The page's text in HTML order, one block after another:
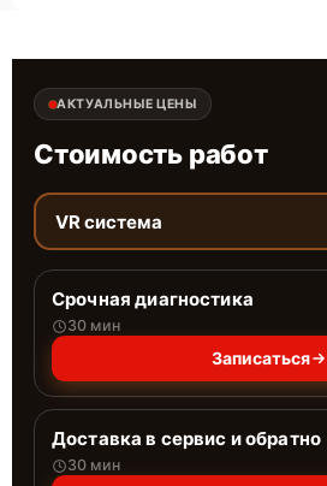
АКТУАЛЬНЫЕ ЦЕНЫ
Стоимость работ
VR система
Срочная диагностика
30 мин
Записаться
Доставка в сервис и обратно
30 мин